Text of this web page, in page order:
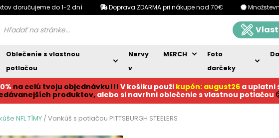
doručujeme do 1-2 dní Doprava ZDARMA pri nákupe nad 70€
Oblečenie s vlastnou
potlačou
Nervy
v
MERCH
Foto
darčeky
na celú tvoju objednávku!!! V košíku použi kupón: august26 a uplatni
produktov,alebo si navrhni oblečenie s vlastnou potlačou
NFL TÍMY / Vankúš s potlačou PITTSBURGH STEELERS